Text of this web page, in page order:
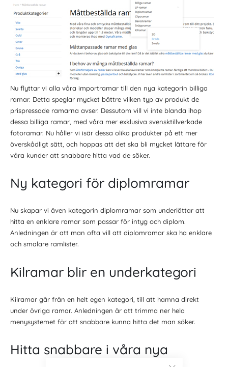
Nu flyttar vi alla våra importramar till den nya kategorin billiga
ramar. Detta speglar mycket bättre vilken typ av produkt de
prispressade ramarna avser. Dessutom vill vi inte blanda ihop
dessa billiga ramar, med våra mer exklusiva svensktillverkade
fotoramar. Nu håller vi isär dessa olika produkter på ett mer
överskådligt sätt, och hoppas att det ska bli mycket lättare för
våra kunder att snabbare hitta vad de söker.
Ny kategori för diplomramar
Nu skapar vi även kategorin diplomramar som underlättar att
hitta en enklare ramar som passar för intyg och diplom.
Anledningen är att man ofta vill att diplomramar ska ha enklare
och smalare ramlister.
Kilramar blir en underkategori
Kilramar går från en helt egen kategori, till att hamna direkt
under övriga ramar. Anledningen är att trimma ner hela
menysystemet för att snabbare kunna hitta det man söker.
Hitta snabbare i våra nya